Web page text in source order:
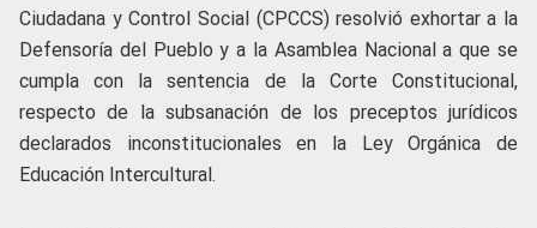
Ciudadana y Control Social (CPCCS) resolvió exhortar a la
Defensoría del Pueblo y a la Asamblea Nacional a que se
cumpla con la sentencia de la Corte Constitucional,
respecto de la subsanación de los preceptos jurídicos
declarados inconstitucionales en la Ley Orgánica de
Educación Intercultural.